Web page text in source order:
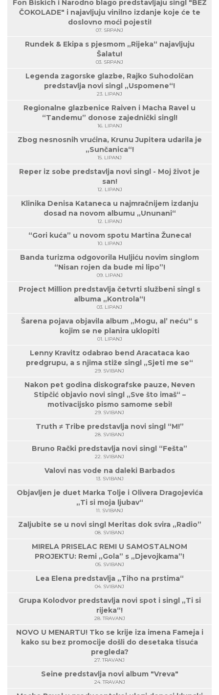
Fon Biskich i Narodno blago predstavljaju singl "BEZ
ČOKOLADE" i najavljuju vinilno izdanje koje će te
doslovno moći pojesti!
07. SRPANJ
Rundek & Ekipa s pjesmom „Rijeka“ najavljuju
Šalatu!
03. SRPANJ
Legenda zagorske glazbe, Rajko Suhodolčan
predstavlja novi singl „Uspomene“!
23. LIPANJ
Regionalne glazbenice Raiven i Macha Ravel u
“Tandemu” donose zajednički singl!
16. LIPANJ
Zbog nesnosnih vrućina, Krunu Jupitera udarila je
„Sunčanica“!
15. LIPANJ
Reper iz sobe predstavlja novi singl - Moj život je
san!
12. LIPANJ
Klinika Denisa Kataneca u najmračnijem izdanju
dosad na novom albumu „Ununani“
12. LIPANJ
“Gori kuća” u novom spotu Martina Žuneca!
10. LIPANJ
Banda turizma odgovorila Huljiću novim singlom
“Nisan rojen da bude mi lipo”!
09. LIPANJ
Project Million predstavlja četvrti službeni singl s
albuma „Kontrola“!
03. LIPANJ
Šarena pojava objavila album „Mogu, al’ neću“ s
kojim se ne planira uklopiti
01. LIPANJ
Lenny Kravitz odabrao bend Aracataca kao
predgrupu, a s njima stiže singl „Sjeti me se“
29. SVIBANJ
Nakon pet godina diskografske pauze, Neven
Stipčić objavio novi singl „Sve što imaš“ –
motivacijsko pismo samome sebi!
29. SVIBANJ
Truth ≠ Tribe predstavlja novi singl “M!”
28. SVIBANJ
Bruno Rački predstavlja novi singl “Fešta”
22. SVIBANJ
Valovi nas vode na daleki Barbados
13. SVIBANJ
Objavljen je duet Marka Tolje i Olivera Dragojevića
„Ti si moja ljubav“
11. SVIBANJ
Zaljubite se u novi singl Meritas dok svira „Radio”
08. SVIBANJ
MIRELA PRISELAC REMI U SAMOSTALNOM
PROJEKTU: Remi „Gola” s „Djevojkama”!
05. SVIBANJ
Lea Elena predstavlja „Tiho na prstima“
04. SVIBANJ
Grupa Kolodvor predstavlja novi spot i singl „Ti si
rijeka“!
28. TRAVANJ
NOVO U MENARTU! Tko se krije iza imena Fameja i
kako su bez promocije došli do desetaka tisuća
pregleda?
27. TRAVANJ
Seine predstavlja novi album "Vreva"
24. TRAVANJ